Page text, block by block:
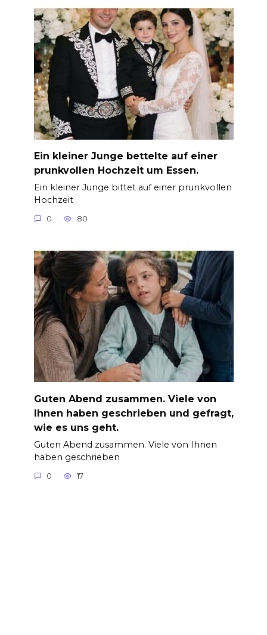
Ein kleiner Junge bettelte auf einer
prunkvollen Hochzeit um Essen.
Ein kleiner Junge bittet auf einer prunkvollen
Hochzeit
0 80
Guten Abend zusammen. Viele von
Ihnen haben geschrieben und gefragt,
wie es uns geht.
Guten Abend zusammen. Viele von Ihnen
haben geschrieben
0 17